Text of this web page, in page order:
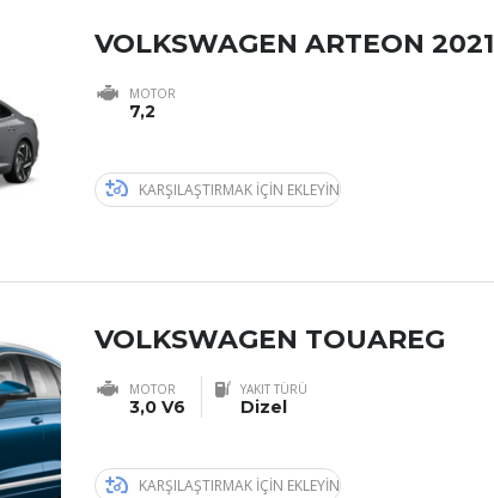
VOLKSWAGEN ARTEON 2021
MOTOR
7,2
KARŞILAŞTIRMAK IÇIN EKLEYIN
VOLKSWAGEN TOUAREG
MOTOR
3,0 V6
YAKIT TÜRÜ
Dizel
KARŞILAŞTIRMAK IÇIN EKLEYIN